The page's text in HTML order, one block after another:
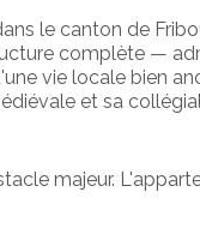
le canton de
complète —
vie locale bien
et sa
majeur.